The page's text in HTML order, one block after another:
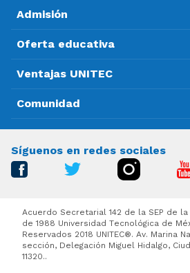
Admisión
Oferta educativa
Ventajas UNITEC
Comunidad
Síguenos en redes sociales
Acuerdo Secretarial 142 de la SEP de
de 1988 Universidad Tecnológica de
Reservados 2018 UNITEC®. Av. Marina
sección, Delegación Miguel Hidalgo,
11320..